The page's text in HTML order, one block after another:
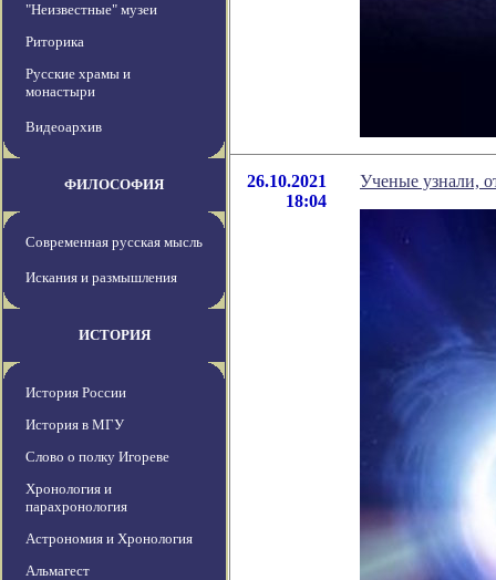
"Неизвестные" музеи
Риторика
Русские храмы и
монастыри
Видеоархив
ФИЛОСОФИЯ
Современная русская мысль
Искания и размышления
ИСТОРИЯ
История России
История в МГУ
Слово о полку Игореве
Хронология и
парахронология
Астрономия и Хронология
Альмагест
26.10.2021
18:04
Ученые узнали,